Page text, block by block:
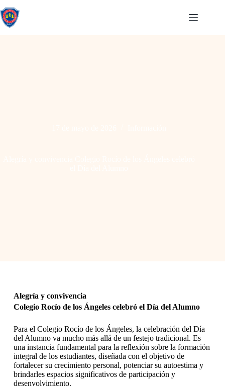
Alegría y convivencia
Colegio Rocío de los Ángeles celebró el Día del Alumno
Para el Colegio Rocío de los Ángeles, la celebración del Día
del Alumno va mucho más allá de un festejo tradicional. Es
una instancia fundamental para la reflexión sobre la formación
integral de los estudiantes, diseñada con el objetivo de
fortalecer su crecimiento personal, potenciar su autoestima y
brindarles espacios significativos de participación y
desenvolvimiento.